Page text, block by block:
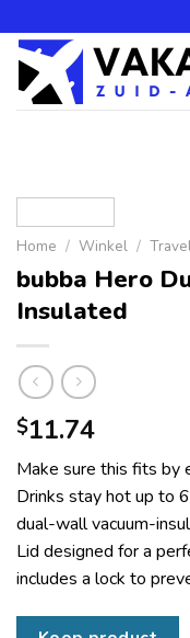
Home / Winkel /
bubba Hero
Insulated
$11.74
Make sure this fits by
Drinks stay hot up to
dual-wall vacuum-
Lid designed for a
includes a lock to